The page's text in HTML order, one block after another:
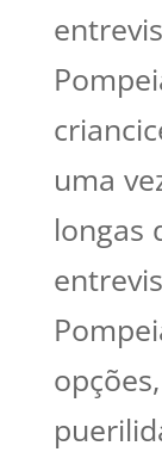
uma
longas